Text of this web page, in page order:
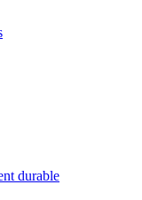
durable